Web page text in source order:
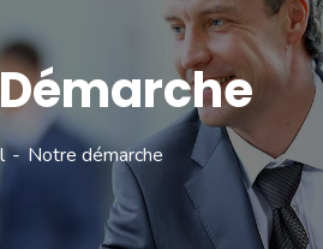
Notre démarche